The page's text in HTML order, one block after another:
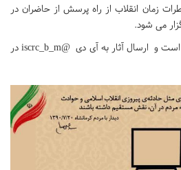
زمان انقلاب از راه پرسش از حاضران در
می شود.
مهلت ارسال آثار تا ۲۲ بهمن‌ماه است و ارسال آثار به آی دی @iscrc_b_m در